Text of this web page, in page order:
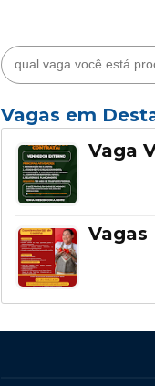
Vagas em
Vaga
Vagas